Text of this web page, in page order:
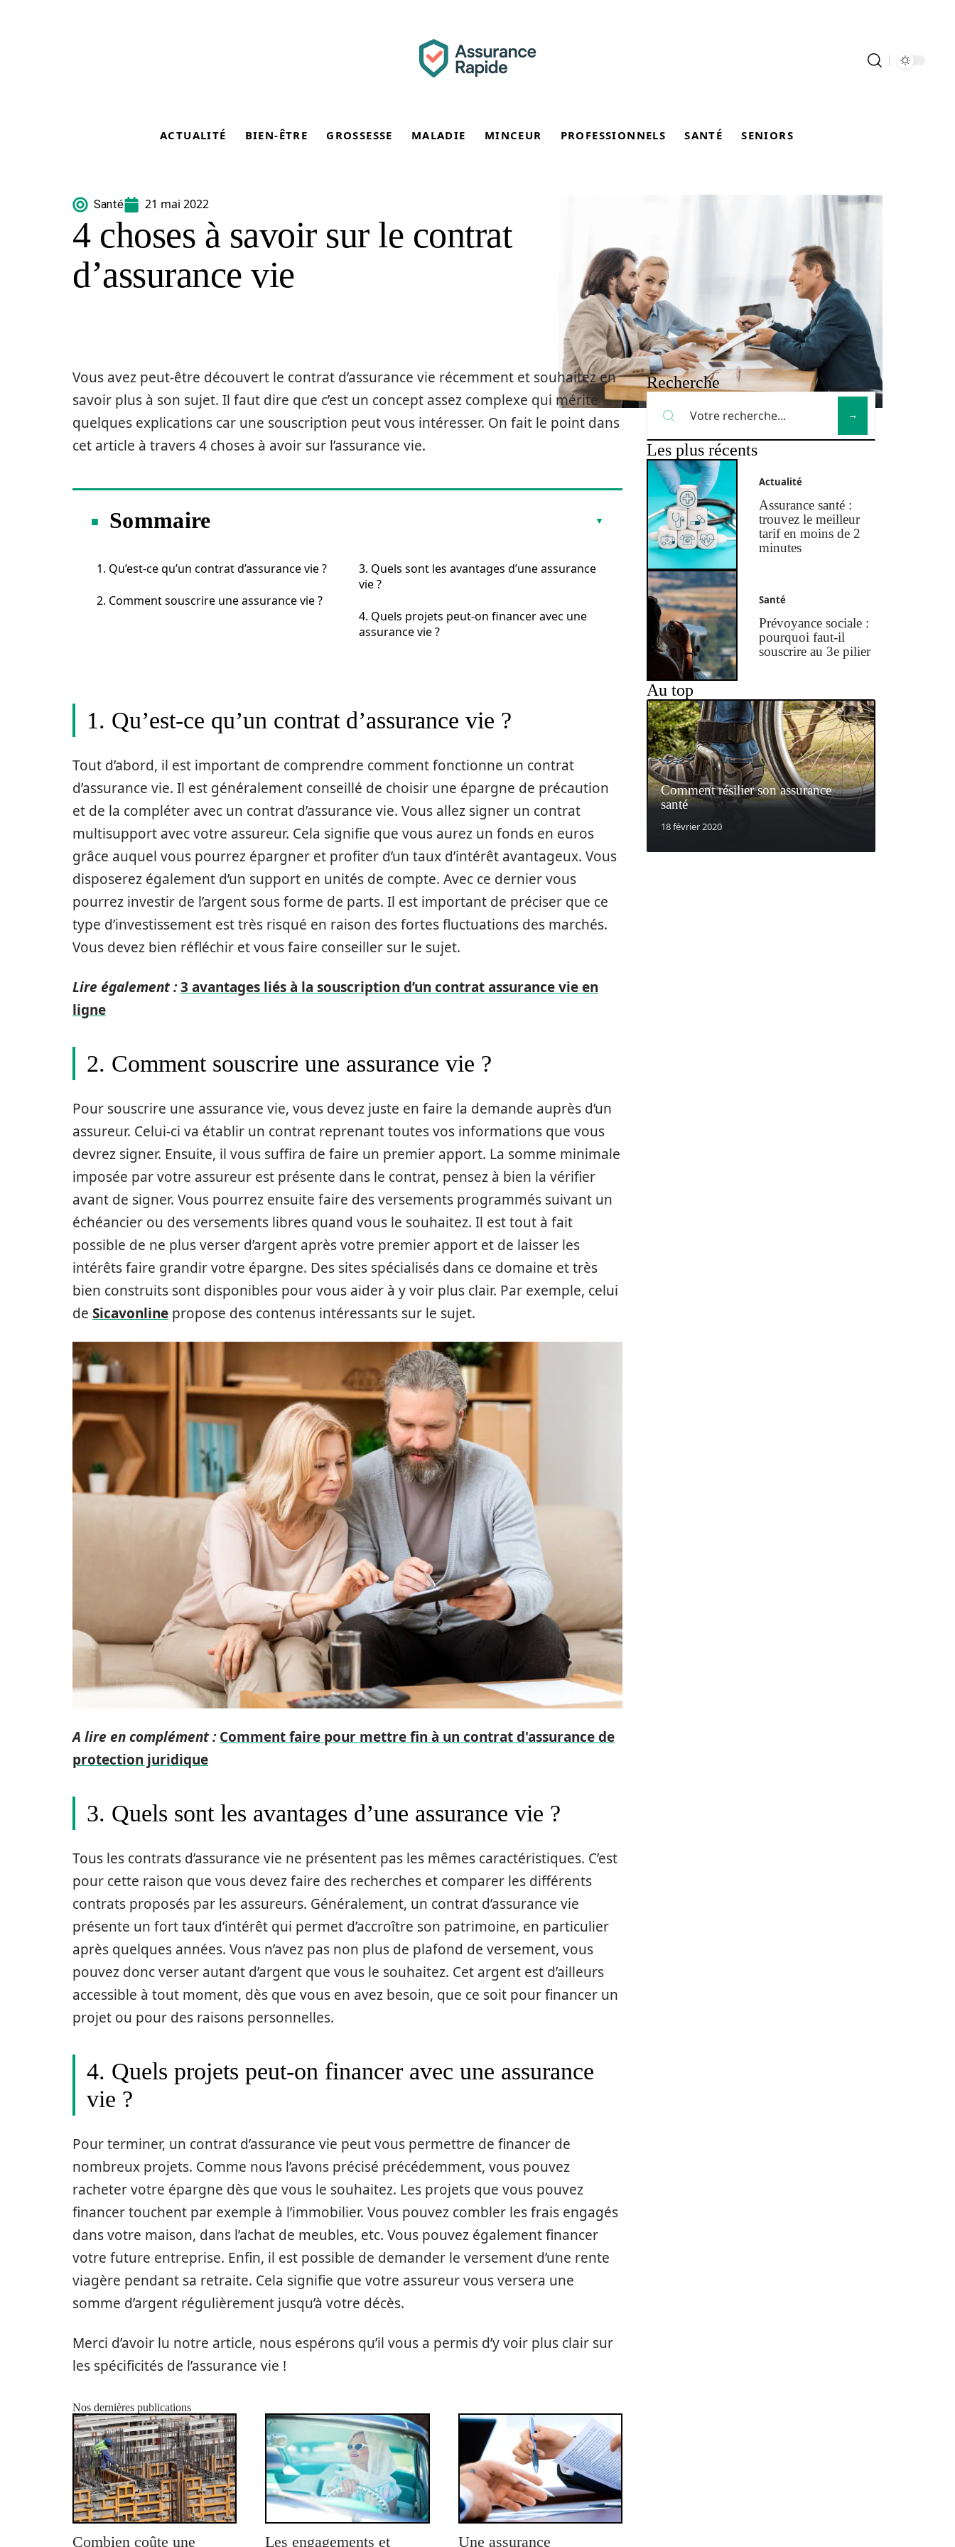
ACTUALITÉ BIEN-ÊTRE GROSSESSE MALADIE MINCEUR PROFESSIONNELS SANTÉ SENIORS
Santé 21 mai 2022
4 choses à savoir sur le contrat
d’assurance vie
Vous avez peut-être découvert le contrat d’assurance vie récemment et souhaitez en
savoir plus à son sujet. Il faut dire que c’est un concept assez complexe qui mérite
quelques explications car une souscription peut vous intéresser. On fait le point dans
cet article à travers 4 choses à avoir sur l’assurance vie.
Sommaire
1. Qu’est-ce qu’un contrat d’assurance vie ?
2. Comment souscrire une assurance vie ?
3. Quels sont les avantages d’une assurance
vie ?
4. Quels projets peut-on financer avec une
assurance vie ?
1. Qu’est-ce qu’un contrat d’assurance vie ?
Tout d’abord, il est important de comprendre comment fonctionne un contrat
d’assurance vie. Il est généralement conseillé de choisir une épargne de précaution
et de la compléter avec un contrat d’assurance vie. Vous allez signer un contrat
multisupport avec votre assureur. Cela signifie que vous aurez un fonds en euros
grâce auquel vous pourrez épargner et profiter d’un taux d’intérêt avantageux. Vous
disposerez également d’un support en unités de compte. Avec ce dernier vous
pourrez investir de l’argent sous forme de parts. Il est important de préciser que ce
type d’investissement est très risqué en raison des fortes fluctuations des marchés.
Vous devez bien réfléchir et vous faire conseiller sur le sujet.
Lire également :3 avantages liés à la souscription d’un contrat assurance vie en
ligne
2. Comment souscrire une assurance vie ?
Pour souscrire une assurance vie, vous devez juste en faire la demande auprès d’un
assureur. Celui-ci va établir un contrat reprenant toutes vos informations que vous
devrez signer. Ensuite, il vous suffira de faire un premier apport. La somme minimale
imposée par votre assureur est présente dans le contrat, pensez à bien la vérifier
avant de signer. Vous pourrez ensuite faire des versements programmés suivant un
échéancier ou des versements libres quand vous le souhaitez. Il est tout à fait
possible de ne plus verser d’argent après votre premier apport et de laisser les
intérêts faire grandir votre épargne. Des sites spécialisés dans ce domaine et très
bien construits sont disponibles pour vous aider à y voir plus clair. Par exemple, celui
de Sicavonline propose des contenus intéressants sur le sujet.
A lire en complément : Comment faire pour mettre fin à un contrat d'assurance de
protection juridique
3. Quels sont les avantages d’une assurance vie ?
Tous les contrats d’assurance vie ne présentent pas les mêmes caractéristiques. C’est
pour cette raison que vous devez faire des recherches et comparer les différents
contrats proposés par les assureurs. Généralement, un contrat d’assurance vie
présente un fort taux d’intérêt qui permet d’accroître son patrimoine, en particulier
après quelques années. Vous n’avez pas non plus de plafond de versement, vous
pouvez donc verser autant d’argent que vous le souhaitez. Cet argent est d’ailleurs
accessible à tout moment, dès que vous en avez besoin, que ce soit pour financer un
projet ou pour des raisons personnelles.
4. Quels projets peut-on financer avec une assurance
vie ?
Pour terminer, un contrat d’assurance vie peut vous permettre de financer de
nombreux projets. Comme nous l’avons précisé précédemment, vous pouvez
racheter votre épargne dès que vous le souhaitez. Les projets que vous pouvez
financer touchent par exemple à l’immobilier. Vous pouvez combler les frais engagés
dans votre maison, dans l’achat de meubles, etc. Vous pouvez également financer
votre future entreprise. Enfin, il est possible de demander le versement d’une rente
viagère pendant sa retraite. Cela signifie que votre assureur vous versera une
somme d’argent régulièrement jusqu’à votre décès.
Merci d’avoir lu notre article, nous espérons qu’il vous a permis d’y voir plus clair sur
les spécificités de l’assurance vie !
Nos dernières publications
Combien coûte une Les engagements et Une assurance
Recherche
Les plus récents
Actualité
Assurance santé :
trouvez le meilleur
tarif en moins de 2
minutes
Santé
Prévoyance sociale :
pourquoi faut-il
souscrire au 3e pilier
Au top
Comment résilier son assurance
santé
18 février 2020